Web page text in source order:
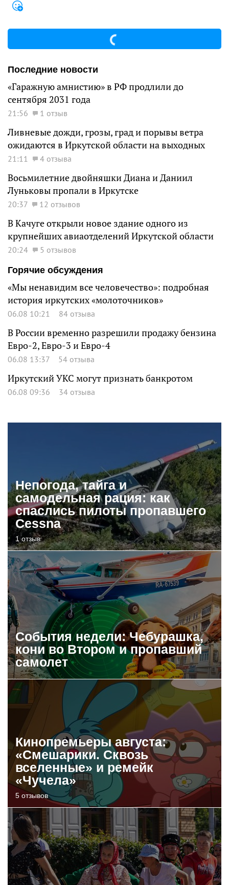
Последние новости
«Гаражную амнистию» в РФ продлили до
сентября 2031 года
21:56 1 отзыв
Ливневые дожди, грозы, град и порывы ветра
ожидаются в Иркутской области на выходных
21:11 4 отзыва
Восьмилетние двойняшки Диана и Даниил
Луньковы пропали в Иркутске
20:37 12 отзывов
В Качуге открыли новое здание одного из
крупнейших авиаотделений Иркутской области
20:24
5 отзывов
Горячие обсуждения
«Мы ненавидим все человечество»: подробная
история иркутских «молоточников»
06.08 10:21 84 отзыва
В России временно разрешили продажу бензина
Евро-2, Евро-3 и Евро-4
06.08 13:37 54 отзыва
Иркутский УКС могут признать банкротом
06.08 09:36 34 отзыва
Непогода, тайга и
самодельная рация: как
спаслись пилоты пропавшего
Cessna
1 отзыв
События недели: Чебурашка,
кони во Втором и пропавший
самолет
Кинопремьеры августа:
«Смешарики. Сквозь
вселенные» и ремейк
«Чучела»
5 отзывов